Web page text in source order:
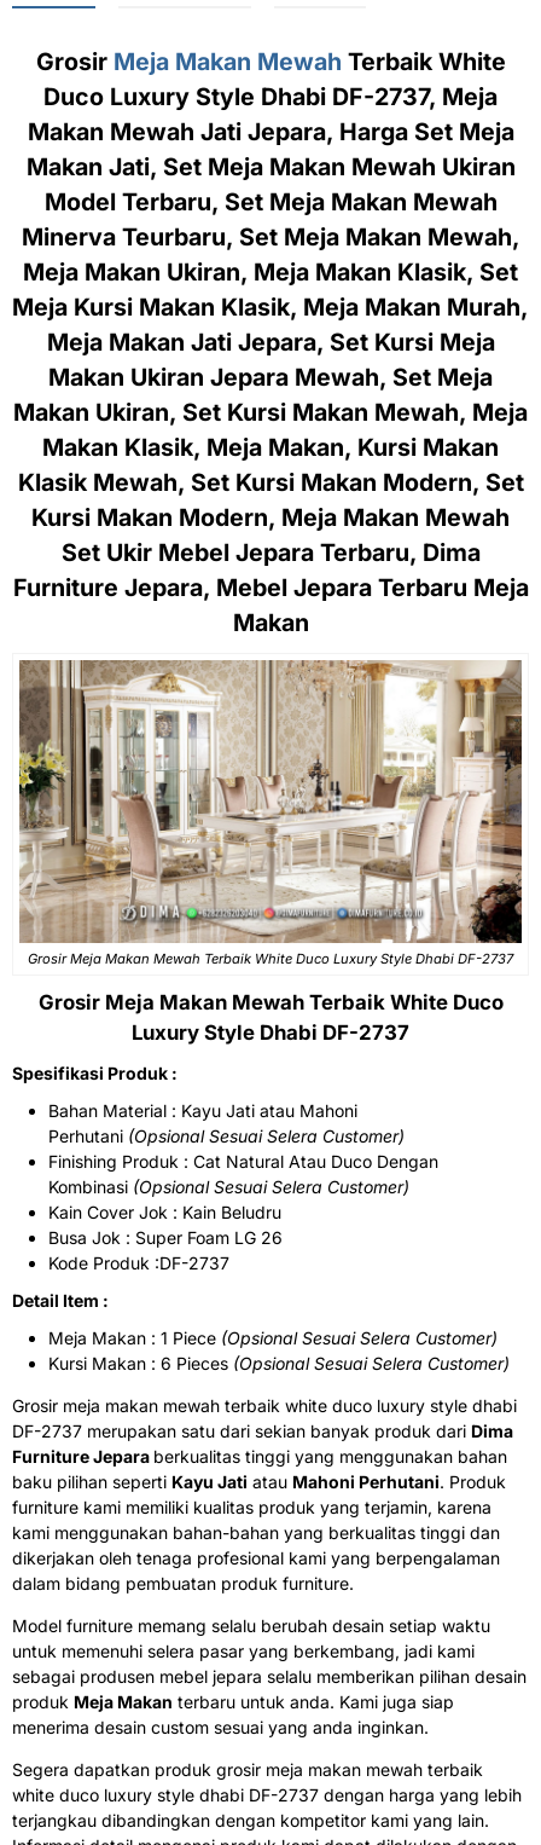
Grosir Meja Makan Mewah Terbaik White
Duco Luxury Style Dhabi DF-2737, Meja
Makan Mewah Jati Jepara, Harga Set Meja
Makan Jati, Set Meja Makan Mewah Ukiran
Model Terbaru, Set Meja Makan Mewah
Minerva Teurbaru, Set Meja Makan Mewah,
Meja Makan Ukiran, Meja Makan Klasik, Set
Meja Kursi Makan Klasik, Meja Makan Murah,
Meja Makan Jati Jepara, Set Kursi Meja
Makan Ukiran Jepara Mewah, Set Meja
Makan Ukiran, Set Kursi Makan Mewah, Meja
Makan Klasik, Meja Makan, Kursi Makan
Klasik Mewah, Set Kursi Makan Modern, Set
Kursi Makan Modern, Meja Makan Mewah
Set Ukir Mebel Jepara Terbaru, Dima
Furniture Jepara, Mebel Jepara Terbaru Meja
Makan
Grosir Meja Makan Mewah Terbaik White Duco Luxury Style Dhabi DF-2737
Grosir Meja Makan Mewah Terbaik White Duco
Luxury Style Dhabi DF-2737
Spesifikasi Produk :
Bahan Material : Kayu Jati atau Mahoni
Perhutani (Opsional Sesuai Selera Customer)
Finishing Produk : Cat Natural Atau Duco Dengan
Kombinasi (Opsional Sesuai Selera Customer)
Kain Cover Jok : Kain Beludru
Busa Jok : Super Foam LG 26
Kode Produk :DF-2737
Detail Item :
Meja Makan : 1 Piece (Opsional Sesuai Selera Customer)
Kursi Makan : 6 Pieces (Opsional Sesuai Selera Customer)
Grosir meja makan mewah terbaik white duco luxury style dhabi
DF-2737 merupakan satu dari sekian banyak produk dari Dima
Furniture Jepara berkualitas tinggi yang menggunakan bahan
baku pilihan seperti Kayu Jati atau Mahoni Perhutani. Produk
furniture kami memiliki kualitas produk yang terjamin, karena
kami menggunakan bahan-bahan yang berkualitas tinggi dan
dikerjakan oleh tenaga profesional kami yang berpengalaman
dalam bidang pembuatan produk furniture.
Model furniture memang selalu berubah desain setiap waktu
untuk memenuhi selera pasar yang berkembang, jadi kami
sebagai produsen mebel jepara selalu memberikan pilihan desain
produk Meja Makan terbaru untuk anda. Kami juga siap
menerima desain custom sesuai yang anda inginkan.
Segera dapatkan produk grosir meja makan mewah terbaik
white duco luxury style dhabi DF-2737 dengan harga yang lebih
terjangkau dibandingkan dengan kompetitor kami yang lain.